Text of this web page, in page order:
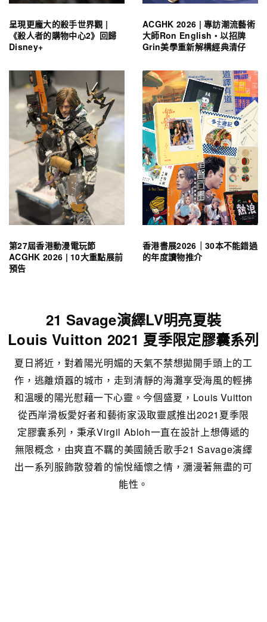
呈現更龐大的殺手世界觀 |
《殺人者的購物中心2》回歸
Disney+
ACGHK 2026 | 專訪潮流藝術
大師Ron English・以招牌
Grin美學重新解構經典清仔
第27屆香港動漫電玩節
ACGHK 2026 | 10大重點展前
預告
香港書展2026｜30本不能錯過
的年度讀物推介
21 Savage演繹LV明亮夏裝
Louis Vuitton 2021 夏季限定膠囊系列
夏日將近，對着陽光明媚的天氣不禁想拋開手頭上的工
作，逃離煩囂的城市，走到清靜的海灘享受海風的輕拂
和溫暖的陽光慰藉一下心靈。今個盛夏，Louis Vuitton
從西岸滑板愛好者和藝術家汲取靈感推出2021夏季限
定膠囊系列，秉承Virgil Abloh一直在設計上想傳遞的
無限概念，由爽直不羈的美國饒舌歌手21 Savage演繹
出一系列服飾散發着的愉悅緬懷之情，瀰漫著無盡的可
能性。